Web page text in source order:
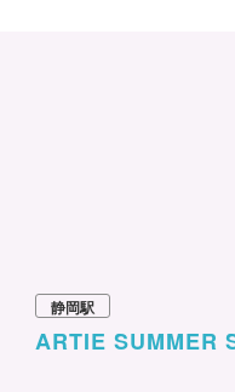
静岡駅
ARTIE SUMMER